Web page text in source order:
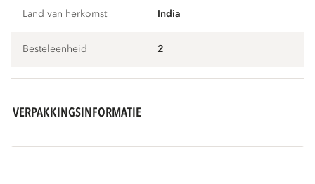
Land van herkomst India
Besteleenheid 2
VERPAKKINGSINFORMATIE